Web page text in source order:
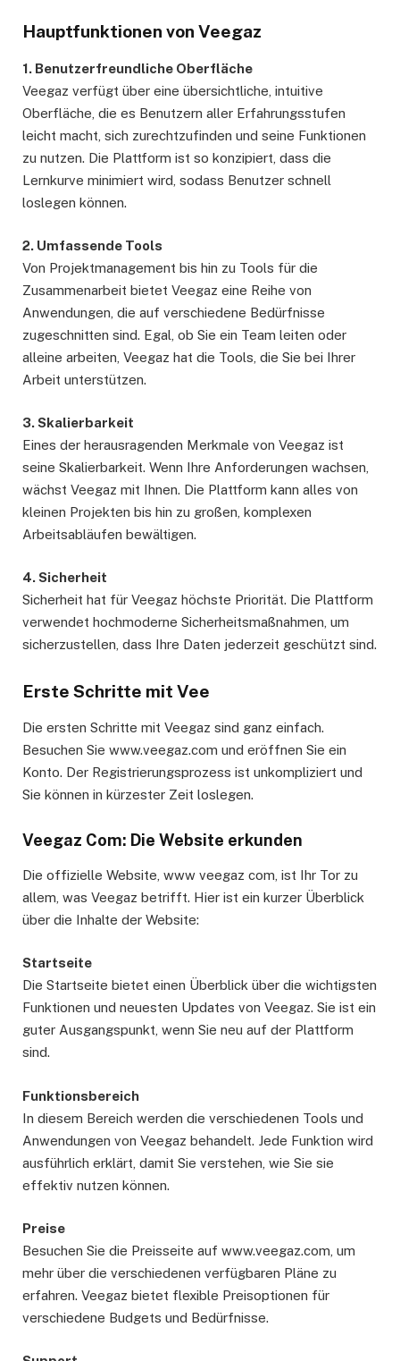
Hauptfunktionen von Veegaz
1. Benutzerfreundliche Oberfläche
Veegaz verfügt über eine übersichtliche, intuitive
Oberfläche, die es Benutzern aller Erfahrungsstufen
leicht macht, sich zurechtzufinden und seine Funktionen
zu nutzen. Die Plattform ist so konzipiert, dass die
Lernkurve minimiert wird, sodass Benutzer schnell
loslegen können.
2. Umfassende Tools
Von Projektmanagement bis hin zu Tools für die
Zusammenarbeit bietet Veegaz eine Reihe von
Anwendungen, die auf verschiedene Bedürfnisse
zugeschnitten sind. Egal, ob Sie ein Team leiten oder
alleine arbeiten, Veegaz hat die Tools, die Sie bei Ihrer
Arbeit unterstützen.
3. Skalierbarkeit
Eines der herausragenden Merkmale von Veegaz ist
seine Skalierbarkeit. Wenn Ihre Anforderungen wachsen,
wächst Veegaz mit Ihnen. Die Plattform kann alles von
kleinen Projekten bis hin zu großen, komplexen
Arbeitsabläufen bewältigen.
4. Sicherheit
Sicherheit hat für Veegaz höchste Priorität. Die Plattform
verwendet hochmoderne Sicherheitsmaßnahmen, um
sicherzustellen, dass Ihre Daten jederzeit geschützt sind.
Erste Schritte mit Vee
Die ersten Schritte mit Veegaz sind ganz einfach.
Besuchen Sie www.veegaz.com und eröffnen Sie ein
Konto. Der Registrierungsprozess ist unkompliziert und
Sie können in kürzester Zeit loslegen.
Veegaz Com: Die Website erkunden
Die offizielle Website, www veegaz com, ist Ihr Tor zu
allem, was Veegaz betrifft. Hier ist ein kurzer Überblick
über die Inhalte der Website:
Startseite
Die Startseite bietet einen Überblick über die wichtigsten
Funktionen und neuesten Updates von Veegaz. Sie ist ein
guter Ausgangspunkt, wenn Sie neu auf der Plattform
sind.
Funktionsbereich
In diesem Bereich werden die verschiedenen Tools und
Anwendungen von Veegaz behandelt. Jede Funktion wird
ausführlich erklärt, damit Sie verstehen, wie Sie sie
effektiv nutzen können.
Preise
Besuchen Sie die Preisseite auf www.veegaz.com, um
mehr über die verschiedenen verfügbaren Pläne zu
erfahren. Veegaz bietet flexible Preisoptionen für
verschiedene Budgets und Bedürfnisse.